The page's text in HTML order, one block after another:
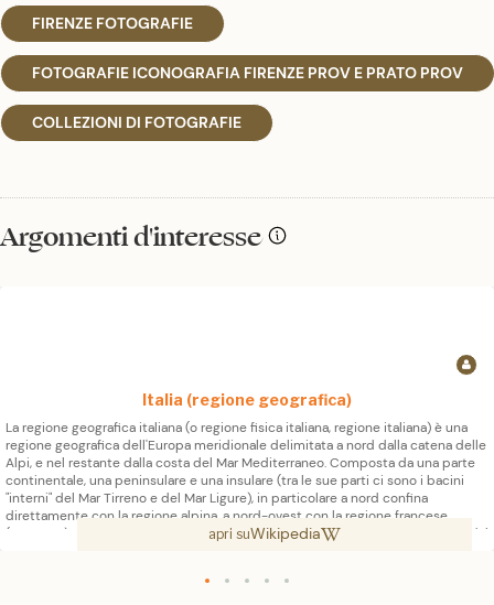
FIRENZE FOTOGRAFIE
FOTOGRAFIE ICONOGRAFIA FIRENZE PROV E PRATO PROV
COLLEZIONI DI FOTOGRAFIE
Argomenti d'interesse
Italia (regione geografica)
La regione geografica italiana (o regione fisica italiana, regione italiana) è una
regione geografica dell'Europa meridionale delimitata a nord dalla catena delle
Alpi, e nel restante dalla costa del Mar Mediterraneo. Composta da una parte
continentale, una peninsulare e una insulare (tra le sue parti ci sono i bacini
"interni" del Mar Tirreno e del Mar Ligure), in particolare a nord confina
direttamente con la regione alpina, a nord-ovest con la regione francese
(Provenza) e a nord-est con la penisola balcanica; circondata per il restante dal
oltre il Canale di Sicilia; la Libia oltre il Mar Jonio a sud-est. I confini precisi
apri suWikipedia